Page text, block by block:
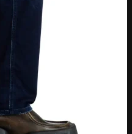
American Express